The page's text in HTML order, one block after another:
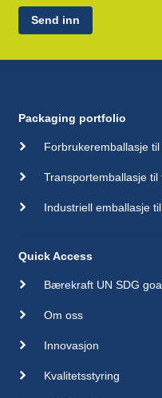
Send inn
Packaging portfolio
Forbrukeremballasje
Transportemballasje
Industriell emballasje
Quick Access
Bærekraft UN SDG
Om oss
Innovasjon
Kvalitetsstyring